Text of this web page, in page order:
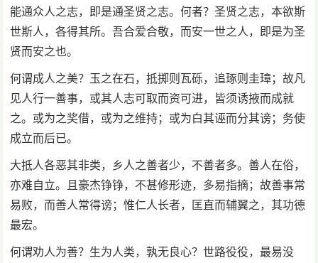
能通众人之志，即是通圣贤之志。何者？圣贤之志，本欲斯
世斯人，各得其所。吾合爱合敬，而安一世之人，即是为圣
贤而安之也。
何谓成人之美？玉之在石，抵掷则瓦砾，追琢则圭璋；故凡
见人行一善事，或其人志可取而资可进，皆须诱掖而成就
之。或为之奖借，或为之维持；或为白其诬而分其谤；务使
成立而后已。
大抵人各恶其非类，乡人之善者少，不善者多。善人在俗，
亦难自立。且豪杰铮铮，不甚修形迹，多易指摘；故善事常
易败，而善人常得谤；惟仁人长者，匡直而辅翼之，其功德
最宏。
何谓劝人为善？生为人类，孰无良心？世路役役，最易没